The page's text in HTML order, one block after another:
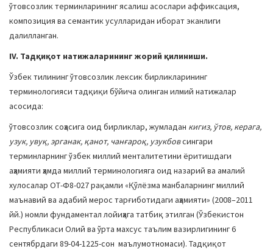
ўтовсозлик терминларининг ясалиш асослари аффиксация,
композиция ва семантик усулларидан иборат эканлиги
далилланган.
IV. Тадқиқот натижаларининг жорий қилиниши.
Ўзбек тилининг ўтовсозлик лексик бирликларининг
терминологияси тадқиқи бўйича олинган илмий натижалар
асосида:
ўтовсозлик соҳасига оид бирликлар, жумладан кигиз, ўтов, керага,
узук, увуқ, эрганак, қанот, чанғароқ, узукбовсингари
терминларнинг ўзбек миллий менталитетини ёритишдаги
аҳамияти ҳамда миллий терминологияга оид назарий ва амалий
хулосалар ОТ-Ф8-027 рақамли «Қўлёзма манбаларнинг миллий
маънавий ва адабий мерос тарғиботидаги аҳамияти» (2008–2011
йй.) номли фундаментал лойиҳага татбиқ этилган (Ўзбекистон
Республикаси Олий ва ўрта махсус таълим вазирлигининг 6
сентябрдаги 89-04-1225-сон маълумотномаси). Тадқиқот